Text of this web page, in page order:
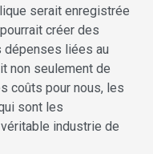
serait enregistrée
créer des
liées au
non seulement de
coûts pour nous, les
sont les
industrie de